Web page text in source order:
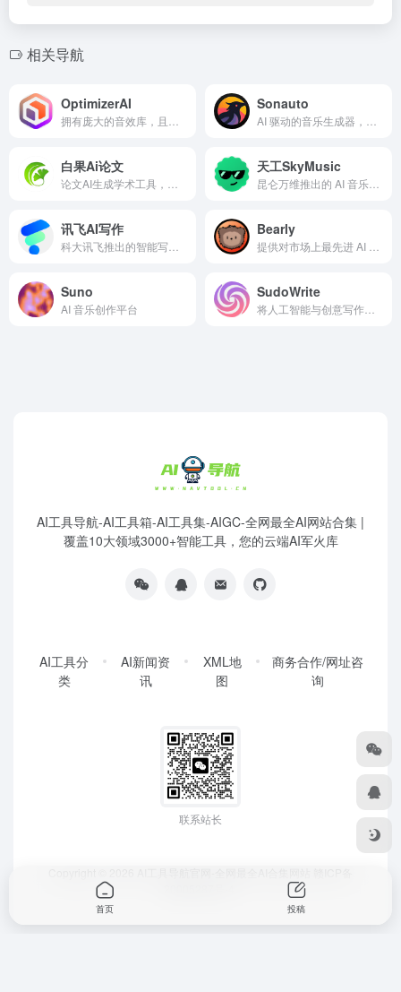
相关导航
OptimizerAI Sonauto
白果Ai论文 天工SkyMusic
讯飞AI写作 Bearly
Suno
AI 音乐创作平台
SudoWrite
AI工具导航-AI工具箱-AI工具集-AIGC-全网最全AI网站合集 |
覆盖10大领域3000+智能工具，您的云端AI军火库
AI工具分
类
AI新闻资
讯
XML地
图
商务合作/网址咨
询
联系站长
首页 投稿